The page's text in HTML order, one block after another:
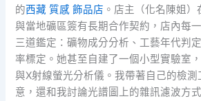
的西藏 質感 飾品店 。店主（化名陳姐）
與當地礦區簽有長期合作契約，店內每
三道鑑定：礦物成分分析、工藝年代判
率標定。她甚至自建了一個小型實驗室
與X射線螢光分析儀。我帶著自己的檢
意，還和我討論光譜圖上的雜訊濾波方